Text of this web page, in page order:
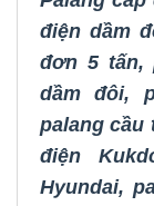
điện dầm
đơn 5 tấn,
dầm đôi,
palang cầu
điện
Hyundai,